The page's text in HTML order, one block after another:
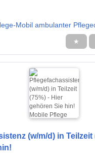
Mobil ambulanter
★
(w/m/d) in Teilzeit